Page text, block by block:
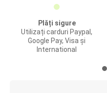
Plăți sigure
Utilizați carduri Paypal,
Google Pay, Visa și
International